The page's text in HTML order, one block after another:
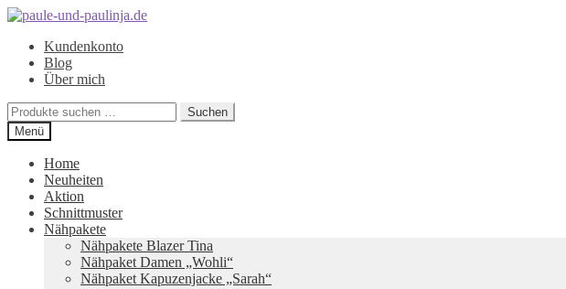
Zur
springen
Zum
springenKundenkonto
Blog
Über mich
Suchen
nach:
Suchen
Menü
Home
Neuheiten
Aktion
Schnittmuster
Nähpakete
Nähpakete Blazer Tina
Nähpaket Damen „Wohli“
Nähpaket Kapuzenjacke „Sarah“